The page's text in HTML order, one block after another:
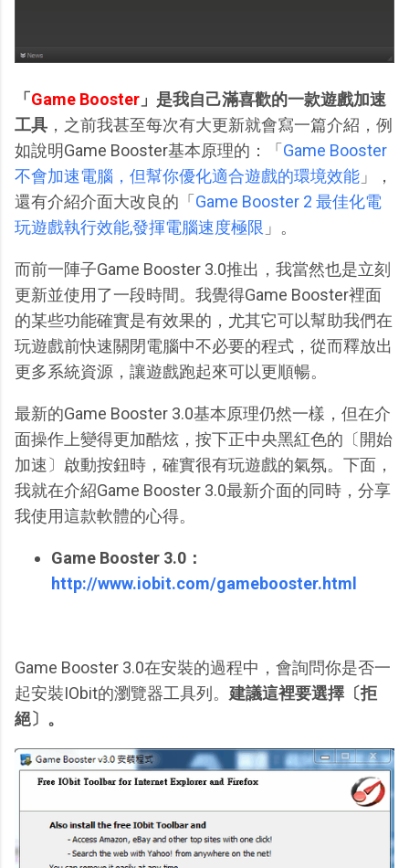
「 Game Booster 」是我自己滿喜歡的一款遊戲加速
工具 ，之前我甚至每次有大更新就會寫一篇介紹，例
如說明Game Booster基本原理的：「 Game Booster
不會加速電腦，但幫你優化適合遊戲的環境效能 」，
還有介紹介面大改良的「 Game Booster 2 最佳化電
玩遊戲執行效能,發揮電腦速度極限 」。
而前一陣子Game Booster 3.0推出，我當然也是立刻
更新並使用了一段時間。我覺得Game Booster裡面
的某些功能確實是有效果的，尤其它可以幫助我們在
玩遊戲前快速關閉電腦中不必要的程式，從而釋放出
更多系統資源，讓遊戲跑起來可以更順暢。
最新的Game Booster 3.0基本原理仍然一樣，但在介
面操作上變得更加酷炫，按下正中央黑紅色的〔開始
加速〕啟動按鈕時，確實很有玩遊戲的氣氛。下面，
我就在介紹Game Booster 3.0最新介面的同時，分享
我使用這款軟體的心得。
Game Booster 3.0：
http://www.iobit.com/gamebooster.html
Game Booster 3.0在安裝的過程中，會詢問你是否一
起安裝IObit的瀏覽器工具列。 建議這裡要選擇〔拒
絕〕。